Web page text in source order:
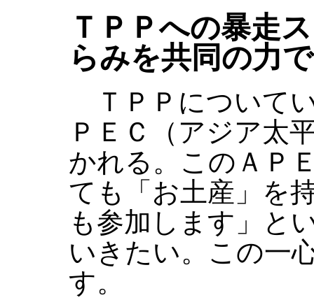
ＴＰＰへの暴走
らみを共同の力
ＴＰＰについて
ＰＥＣ（アジア太
かれる。このＡＰ
ても「お土産」を
も参加します」と
いきたい。この一
す。